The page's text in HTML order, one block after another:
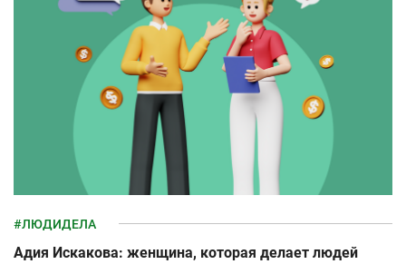
#ЛЮДИДЕЛА
Адия Искакова: женщина, которая делает людей